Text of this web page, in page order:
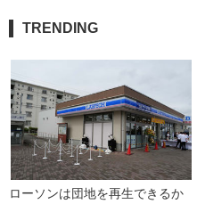
TRENDING
ローソンは団地を再生できるか